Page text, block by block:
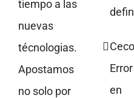
tiempo a las
nuevas
técnologias.
Apostamos
no solo por
en